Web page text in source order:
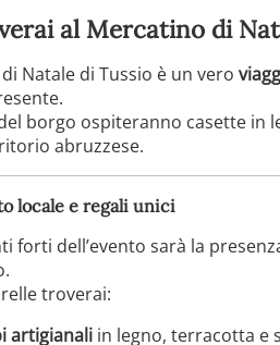
al Mercatino di
Natale di Tussio è un vero
borgo ospiteranno casette in
abruzzese.
locale e regali unici
forti dell’evento sarà la
troverai:
artigianali in legno, terracotta e